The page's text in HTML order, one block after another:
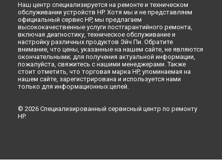
Наш центр специализируется на ремонте и техническом
обслуживании устройств HP. Хотя мы и не представляем
официальный сервис HP, мы предлагаем
высококачественные услуги постгарантийного ремонта,
включая диагностику, техническое обслуживание и
настройку различных продуктов Эйч Пи. Обратите
внимание, что цены, указанные на нашем сайте, не являются
окончательными; для получения актуальной информации,
пожалуйста, свяжитесь с нашими менеджерами. Также
стоит отметить, что торговая марка HP, упоминаемая на
нашем сайте, зарегистрирована и используется нами
только для информационных целей.
© 2026 Специализированный сервисный центр по ремонту
HP.